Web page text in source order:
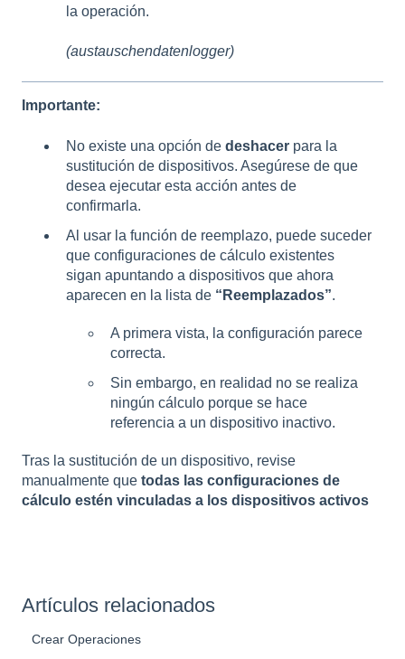
la operación.
(austauschendatenlogger)
Importante:
No existe una opción de deshacer para la
sustitución de dispositivos. Asegúrese de que
desea ejecutar esta acción antes de
confirmarla.
Al usar la función de reemplazo, puede suceder
que configuraciones de cálculo existentes
sigan apuntando a dispositivos que ahora
aparecen en la lista de “Reemplazados”.
A primera vista, la configuración parece
correcta.
Sin embargo, en realidad no se realiza
ningún cálculo porque se hace
referencia a un dispositivo inactivo.
Tras la sustitución de un dispositivo, revise
manualmente que todas las configuraciones de
cálculo estén vinculadas a los dispositivos activos
Artículos relacionados
Crear Operaciones